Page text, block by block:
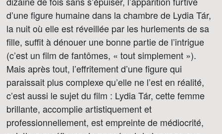
d’une figure humaine dans la chambre de Lydia Tár,
la nuit où elle est réveillée par les hurlements de sa
fille, suffit à dénouer une bonne partie de l’intrigue
(c’est un film de fantômes, « tout simplement »).
Mais après tout, l’effritement d’une figure qui
paraissait plus complexe qu’elle ne l’est en réalité,
c’est aussi le sujet du film : Lydia Tár, cette femme
brillante, accomplie artistiquement et
professionnellement, est empreinte de médiocrité,